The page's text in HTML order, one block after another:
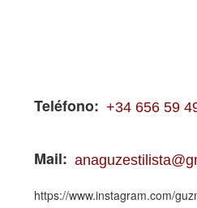
Teléfono +34 656 59
Mail
https://www.instagram.com/